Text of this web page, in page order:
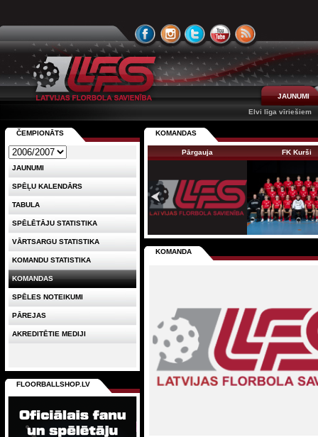
JAUNUMI
Elvi līga vīriešiem
KOMANDAS
Pārgauja FK Kurši
KOMANDA
ČEMPIONĀTS
JAUNUMI
SPĒĻU KALENDĀRS
TABULA
SPĒLĒTĀJU STATISTIKA
VĀRTSARGU STATISTIKA
KOMANDU STATISTIKA
KOMANDAS
SPĒLES NOTEIKUMI
PĀREJAS
AKREDITĒTIE MEDIJI
FLOORBALLSHOP.LV